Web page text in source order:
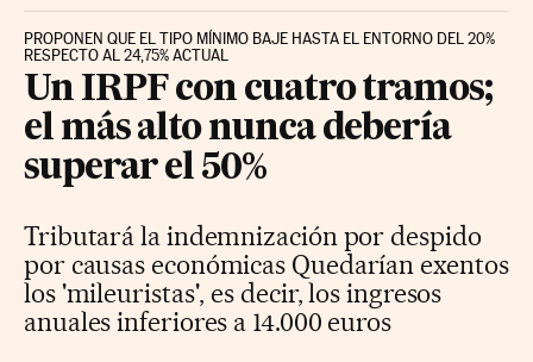
PROPONEN QUE EL TIPO MÍNIMO BAJE HASTA EL ENTORNO DEL 20%
RESPECTO AL 24,75% ACTUAL
Un IRPF con cuatro tramos;
el más alto nunca debería
superar el 50%
Tributará la indemnización por despido
por causas económicas Quedarían exentos
los 'mileuristas', es decir, los ingresos
anuales inferiores a 14.000 euros